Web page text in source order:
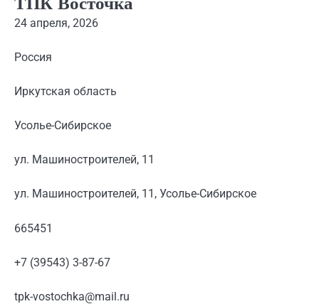
24 апреля, 2026
Россия
Иркутская область
Усолье-Сибирское
ул. Машиностроителей, 11
ул. Машиностроителей, 11, Усолье-Сибирское
665451
+7 (39543) 3-87-67
tpk-vostochka@mail.ru